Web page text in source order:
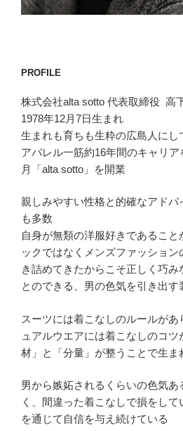
PROFILE
株式会社alta sotto 代表取締役 高
1978年12月7日生まれ
生まれも育ちも生粋の広島人に
アパレル一筋約16年間のキャリ
月「alta sotto」を開業
親しみやすい性格と的確なアドバ
も多数
自身が無類の洋服好きであること
ックではなくメンズファッショ
き詰めてきたからこそ正しく巧み
とのできる、男の色気を引き出す
スーツには着こなしのルールが
ュアルウエアには着こなしのコ
材」と「分量」が整うことで生ま
男から嫉妬されるくらいの色気
く、間違った着こなしで損をし
を通じて自信を与え続けている